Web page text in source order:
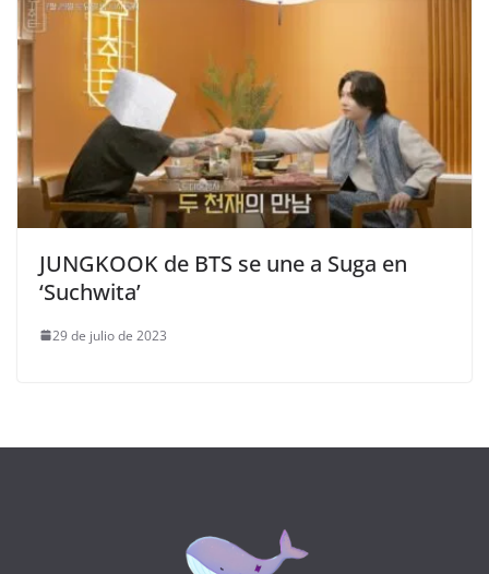
JUNGKOOK de BTS se une a Suga en
‘Suchwita’
29 de julio de 2023